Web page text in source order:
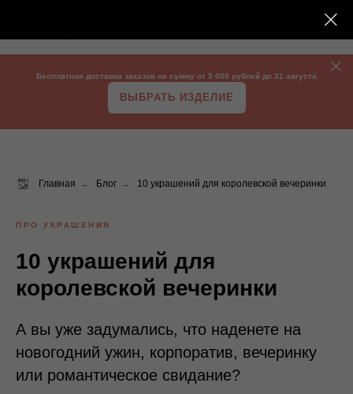
Бесплатная доставка заказов на сумму от 5 000 рублей до 31 августа
ВЫБРАТЬ ИЗДЕЛИЕ
Главная → Блог → 10 украшений для королевской вечеринки
ПРО УКРАШЕНИЯ
10 украшений для
королевской вечеринки
А вы уже задумались, что наденете на
новогодний ужин, корпоратив, вечеринку
или романтическое свидание?